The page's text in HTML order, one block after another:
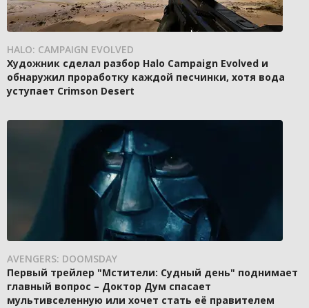
HALO: CAMPAIGN EVOLVED
Художник сделал разбор Halo Campaign Evolved и
обнаружил проработку каждой песчинки, хотя вода
уступает Crimson Desert
AVENGERS: DOOMSDAY
Первый трейлер "Мстители: Судный день" поднимает
главный вопрос – Доктор Дум спасает
мультивселенную или хочет стать её правителем